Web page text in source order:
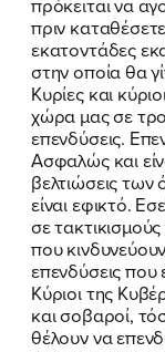
πριν
εκατοντάδες
στην οποία θα
Κυρίες και
χώρα μας σε
επενδύσεις.
Ασφαλώς και
βελτιώσεις
είναι εφικτό.
σε
που
επενδύσεις
Κύριοι της
και σοβαροί,
θέλουν να